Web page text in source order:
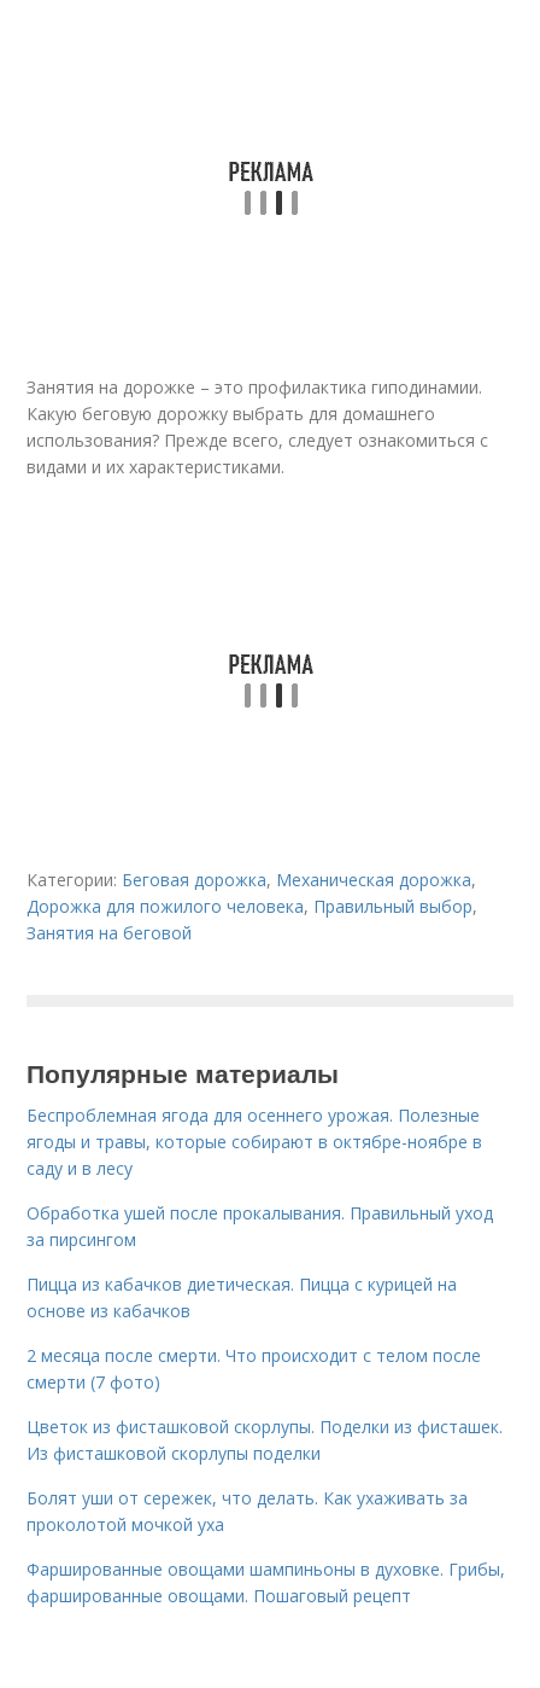
Занятия на дорожке – это профилактика гиподинамии.
Какую беговую дорожку выбрать для домашнего
использования? Прежде всего, следует ознакомиться с
видами и их характеристиками.
Категории: Беговая дорожка, Механическая дорожка,
Дорожка для пожилого человека, Правильный выбор,
Занятия на беговой
Популярные материалы
Беспроблемная ягода для осеннего урожая. Полезные
ягоды и травы, которые собирают в октябре-ноябре в
саду и в лесу
Обработка ушей после прокалывания. Правильный уход
за пирсингом
Пицца из кабачков диетическая. Пицца с курицей на
основе из кабачков
2 месяца после смерти. Что происходит с телом после
смерти (7 фото)
Цветок из фисташковой скорлупы. Поделки из фисташек.
Из фисташковой скорлупы поделки
Болят уши от сережек, что делать. Как ухаживать за
проколотой мочкой уха
Фаршированные овощами шампиньоны в духовке. Грибы,
фаршированные овощами. Пошаговый рецепт